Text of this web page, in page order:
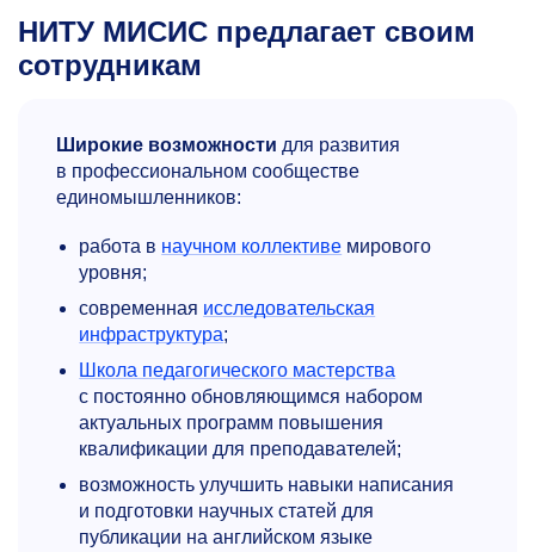
НИТУ МИСИС предлагает своим
сотрудникам
Широкие возможности для развития
в профессиональном сообществе
единомышленников:
работа в научном коллективе мирового
уровня;
современная исследовательская
инфраструктура;
Школа педагогического мастерства
с постоянно обновляющимся набором
актуальных программ повышения
квалификации для преподавателей;
возможность улучшить навыки написания
и подготовки научных статей для
публикации на английском языке